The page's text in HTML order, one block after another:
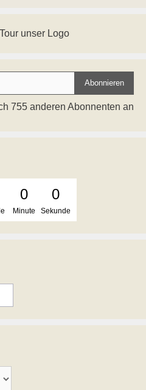
Abonnieren
755 anderen Abonnenten an
0
Minute
0
Sekunde